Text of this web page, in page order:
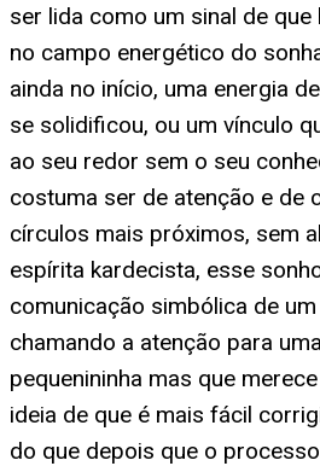
ser lida como um sinal de
no campo energético do
ainda no início, uma energia
se solidificou, ou um vínculo
ao seu redor sem o seu
costuma ser de atenção e de
círculos mais próximos, sem
espírita kardecista, esse
comunicação simbólica de
chamando a atenção para
pequenininha mas que
ideia de que é mais fácil
do que depois que o